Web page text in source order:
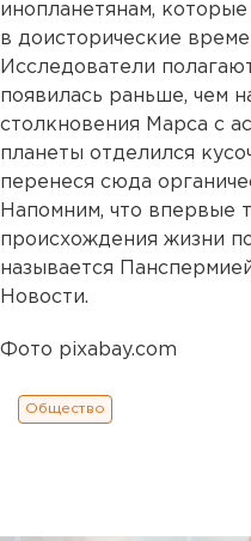
инопланетянам,
в доисторические
Исследователи
появилась раньше, чем
столкновения Марса с
планеты отделился
перенеся сюда
Напомним, что впервые
происхождения жизни
называется
Новости.
Фото pixabay.com
Общество